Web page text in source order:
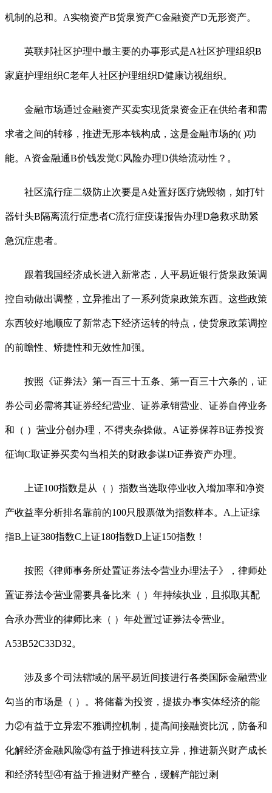
机制的总和。A实物资产B货泉资产C金融资产D无形资产。
英联邦社区护理中最主要的办事形式是A社区护理组织B
家庭护理组织C老年人社区护理组织D健康访视组织。
金融市场通过金融资产买卖实现货泉资金正在供给者和需
求者之间的转移，推进无形本钱构成，这是金融市场的( )功
能。A资金融通B价钱发觉C风险办理D供给流动性？。
社区流行症二级防止次要是A处置好医疗烧毁物，如打针
器针头B隔离流行症患者C流行症疫谍报告办理D急救求助紧
急沉症患者。
跟着我国经济成长进入新常态，人平易近银行货泉政策调
控自动做出调整，立异推出了一系列货泉政策东西。这些政策
东西较好地顺应了新常态下经济运转的特点，使货泉政策调控
的前瞻性、矫捷性和无效性加强。
按照《证券法》第一百三十五条、第一百三十六条的，证
券公司必需将其证券经纪营业、证券承销营业、证券自停业务
和（ ）营业分创办理，不得夹杂操做。A证券保荐B证券投资
征询C取证券买卖勾当相关的财政参谋D证券资产办理。
上证100指数是从（ ）指数当选取停业收入增加率和净资
产收益率分析排名靠前的100只股票做为指数样本。A上证综
指B上证380指数C上证180指数D上证150指数！
按照《律师事务所处置证券法令营业办理法子》，律师处
置证券法令营业需要具备比来（ ）年持续执业，且拟取其配
合承办营业的律师比来（ ）年处置过证券法令营业。
A53B52C33D32。
涉及多个司法辖域的居平易近间接进行各类国际金融营业
勾当的市场是（ ）。将储蓄为投资，提拔办事实体经济的能
力②有益于立异宏不雅调控机制，提高间接融资比沉，防备和
化解经济金融风险③有益于推进科技立异，推进新兴财产成长
和经济转型④有益于推进财产整合，缓解产能过剩